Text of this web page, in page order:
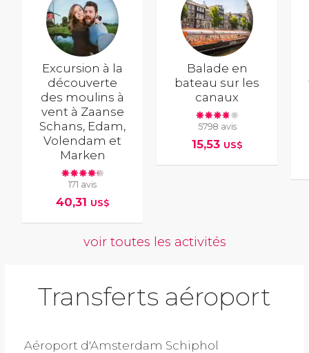
Excursion à la
découverte
des moulins à
vent à Zaanse
Schans, Edam,
Volendam et
Marken
171 avis
40,31 US$
Balade en
bateau sur les
canaux
5798 avis
15,53 US$
voir toutes les activités
Transferts aéroport
Aéroport d'Amsterdam Schiphol